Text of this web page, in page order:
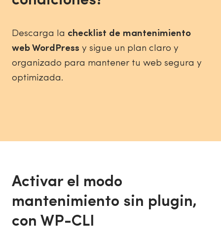
Descarga la checklist de mantenimiento
web WordPress y sigue un plan claro y
organizado para mantener tu web segura y
optimizada.
Activar el modo
mantenimiento sin plugin,
con WP-CLI